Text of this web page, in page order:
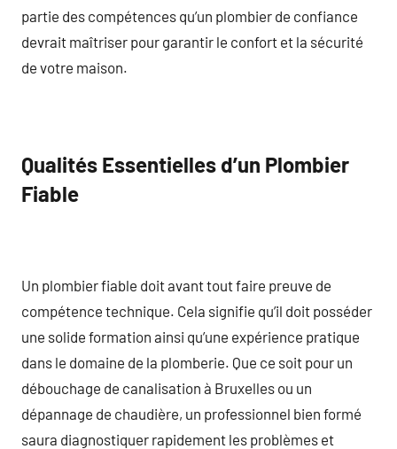
partie des compétences qu’un plombier de confiance
devrait maîtriser pour garantir le confort et la sécurité
de votre maison.
Qualités Essentielles d’un Plombier
Fiable
Un plombier fiable doit avant tout faire preuve de
compétence technique. Cela signifie qu’il doit posséder
une solide formation ainsi qu’une expérience pratique
dans le domaine de la plomberie. Que ce soit pour un
débouchage de canalisation à Bruxelles ou un
dépannage de chaudière, un professionnel bien formé
saura diagnostiquer rapidement les problèmes et